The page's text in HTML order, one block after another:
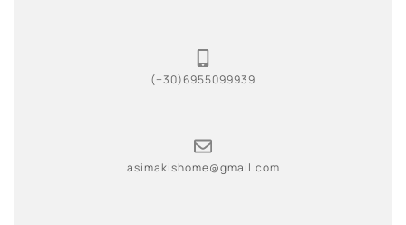
(+30)6955099939
asimakishome@gmail.com